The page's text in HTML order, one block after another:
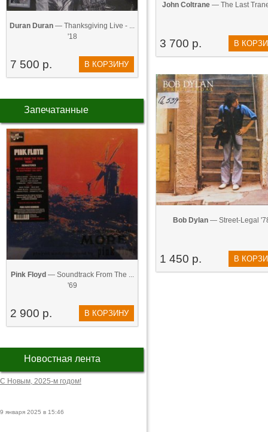
Duran Duran — Thanksgiving Live - ...
'18
7 500 р. В КОРЗИНУ
Запечатанные
Pink Floyd — Soundtrack From The ...
'69
2 900 р. В КОРЗИНУ
Новостная лента
С Новым, 2025-м годом!
9 января 2025 в 15:46
John Coltrane — The Last
3 700 р. В
Bob Dylan — Street-Legal
1 450 р. В